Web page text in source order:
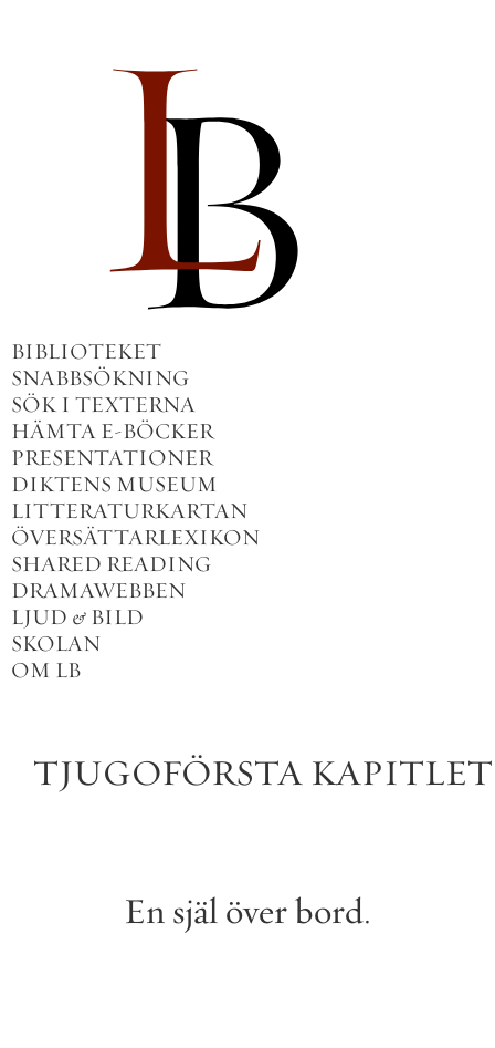
BIBLIOTEKET
SNABBSÖKNING
SÖK I TEXTERNA
HÄMTA E-BÖCKER
PRESENTATIONER
DIKTENS MUSEUM
LITTERATURKARTAN
ÖVERSÄTTARLEXIKON
SHARED READING
DRAMAWEBBEN
LJUD & BILD
SKOLAN
OM LB
TJUGOFÖRSTA KAPITLET
En själ överbord.